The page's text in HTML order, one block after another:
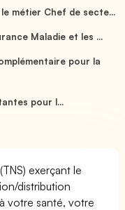
métier Chef de secte...
Maladie et les ...
pour la
pour l...
exerçant le
distribution
votre santé, votre